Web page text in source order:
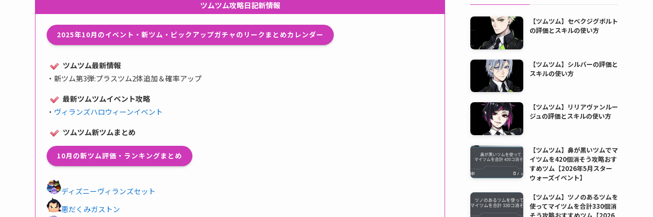
ツムツム攻略日記新情報
2025年10月のイベント・新ツム・ピックアップガチャのリークまとめカレンダー
ツムツム最新情報
・ 新ツム第3弾:プラスツム2体追加＆確率アップ
最新ツムツムイベント攻略
・ ヴィランズハロウィーンイベント
ツムツム新ツムまとめ
10月の新ツム評価・ランキングまとめ
ディズニーヴィランズセット
悪だくみガストン
【ツムツム】セベクジグボルト
の評価とスキルの使い方
【ツムツム】シルバーの評価と
スキルの使い方
【ツムツム】リリアヴァンルー
ジュの評価とスキルの使い方
【ツムツム】鼻が黒いツムでマ
イツムを420個消そう攻略おす
すめツム【2026年5月スター
ウォーズイベント】
【ツムツム】ツノのあるツムを
使ってマイツムを合計330個消